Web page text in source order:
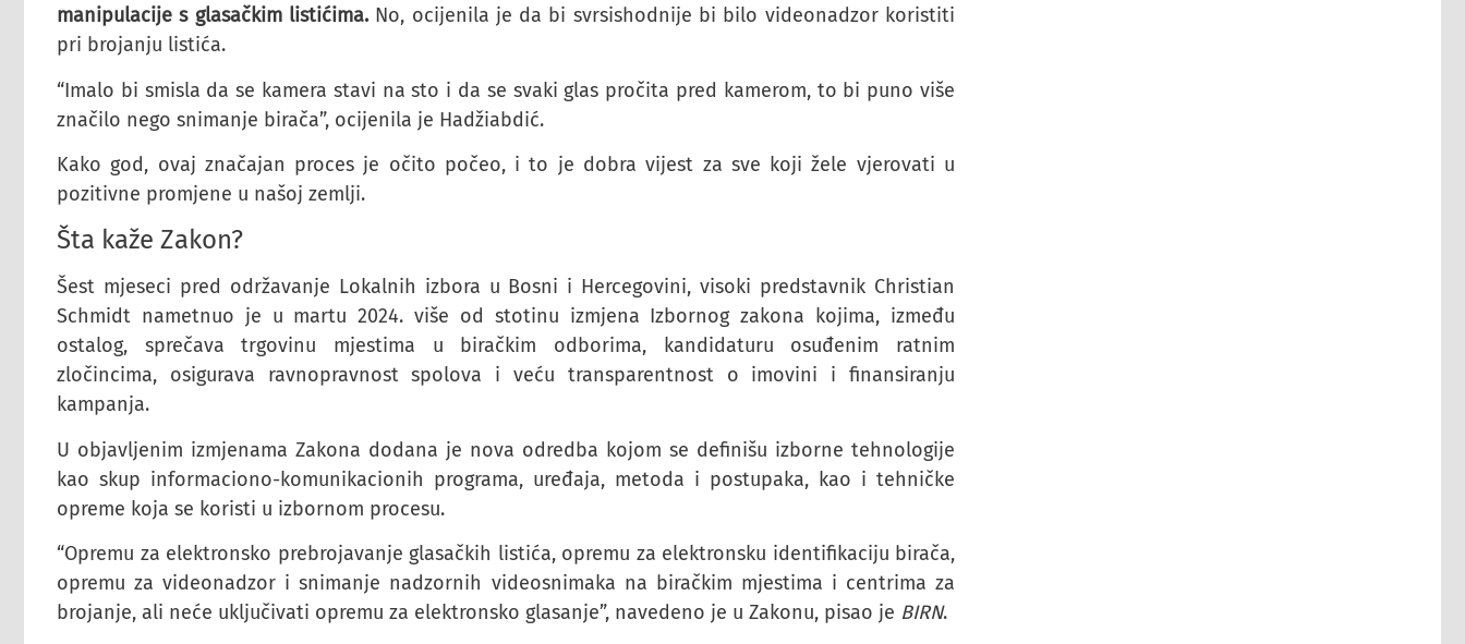
manipulacije s glasačkim listićima.No, ocijenila je da bi svrsishodnije bi bilo videonadzor koristiti
pri brojanju listića.
“Imalo bi smisla da se kamera stavi na sto i da se svaki glas pročita pred kamerom, to bi puno više
značilo nego snimanje birača”, ocijenila je Hadžiabdić.
Kako god, ovaj značajan proces je očito počeo, i to je dobra vijest za sve koji žele vjerovati u
pozitivne promjene u našoj zemlji.
Šta kaže Zakon?
Šest mjeseci pred održavanje Lokalnih izbora u Bosni i Hercegovini, visoki predstavnik Christian
Schmidt nametnuo je u martu 2024. više od stotinu izmjena Izbornog zakona kojima, između
ostalog, sprečava trgovinu mjestima u biračkim odborima, kandidaturu osuđenim ratnim
zločincima, osigurava ravnopravnost spolova i veću transparentnost o imovini i finansiranju
kampanja.
U objavljenim izmjenama Zakona dodana je nova odredba kojom se definišu izborne tehnologije
kao skup informaciono-komunikacionih programa, uređaja, metoda i postupaka, kao i tehničke
opreme koja se koristi u izbornom procesu.
“Opremu za elektronsko prebrojavanje glasačkih listića, opremu za elektronsku identifikaciju birača,
opremu za videonadzor i snimanje nadzornih videosnimaka na biračkim mjestima i centrima za
brojanje, ali neće uključivati opremu za elektronsko glasanje”, navedeno je u Zakonu, pisao je BIRN.